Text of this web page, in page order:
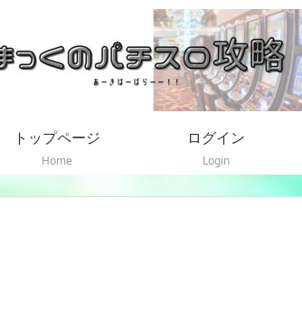
トップページ
Home
ログイン
Login